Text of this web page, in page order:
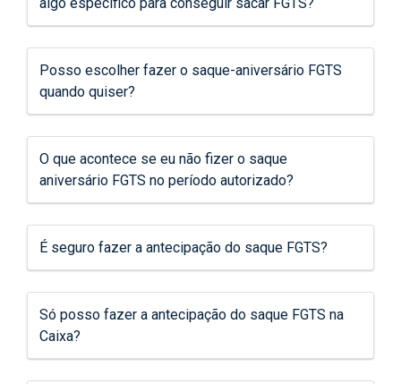
Posso escolher fazer o saque-aniversário FGTS
quando quiser?
O que acontece se eu não fizer o saque
aniversário FGTS no período autorizado?
É seguro fazer a antecipação do saque FGTS?
Só posso fazer a antecipação do saque FGTS na
Caixa?